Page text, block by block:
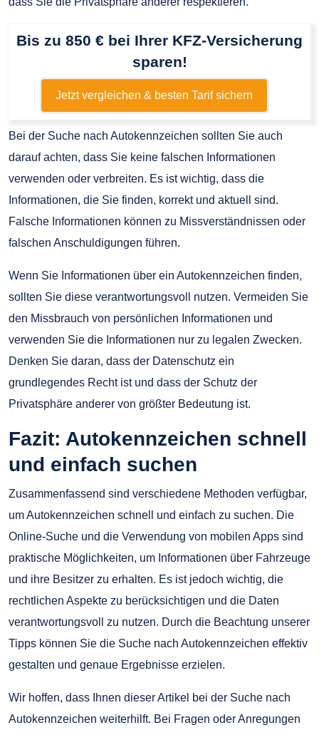
Bis zu 850 € bei Ihrer KFZ-Versicherung
sparen!
Jetzt vergleichen & besten Tarif sichern
Bei der Suche nach Autokennzeichen sollten Sie auch
darauf achten, dass Sie keine falschen Informationen
verwenden oder verbreiten. Es ist wichtig, dass die
Informationen, die Sie finden, korrekt und aktuell sind.
Falsche Informationen können zu Missverständnissen oder
falschen Anschuldigungen führen.
Wenn Sie Informationen über ein Autokennzeichen finden,
sollten Sie diese verantwortungsvoll nutzen. Vermeiden Sie
den Missbrauch von persönlichen Informationen und
verwenden Sie die Informationen nur zu legalen Zwecken.
Denken Sie daran, dass der Datenschutz ein
grundlegendes Recht ist und dass der Schutz der
Privatsphäre anderer von größter Bedeutung ist.
Fazit: Autokennzeichen schnell
und einfach suchen
Zusammenfassend sind verschiedene Methoden verfügbar,
um Autokennzeichen schnell und einfach zu suchen. Die
Online-Suche und die Verwendung von mobilen Apps sind
praktische Möglichkeiten, um Informationen über Fahrzeuge
und ihre Besitzer zu erhalten. Es ist jedoch wichtig, die
rechtlichen Aspekte zu berücksichtigen und die Daten
verantwortungsvoll zu nutzen. Durch die Beachtung unserer
Tipps können Sie die Suche nach Autokennzeichen effektiv
gestalten und genaue Ergebnisse erzielen.
Wir hoffen, dass Ihnen dieser Artikel bei der Suche nach
Autokennzeichen weiterhilft. Bei Fragen oder Anregungen